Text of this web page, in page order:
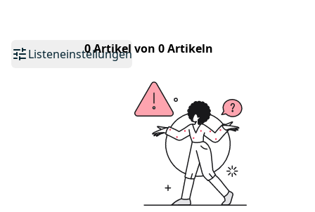
Listeneinstellungen0 Artikel von 0 Artikeln